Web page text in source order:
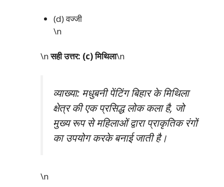
(d) वज्जी
\n
\nसही उत्तर: (c) मिथिला\n
व्याख्या: मधुबनी पेंटिंग बिहार के मिथिला
क्षेत्र की एक प्रसिद्ध लोक कला है, जो
मुख्य रूप से महिलाओं द्वारा प्राकृतिक रंगों
का उपयोग करके बनाई जाती है।
\n